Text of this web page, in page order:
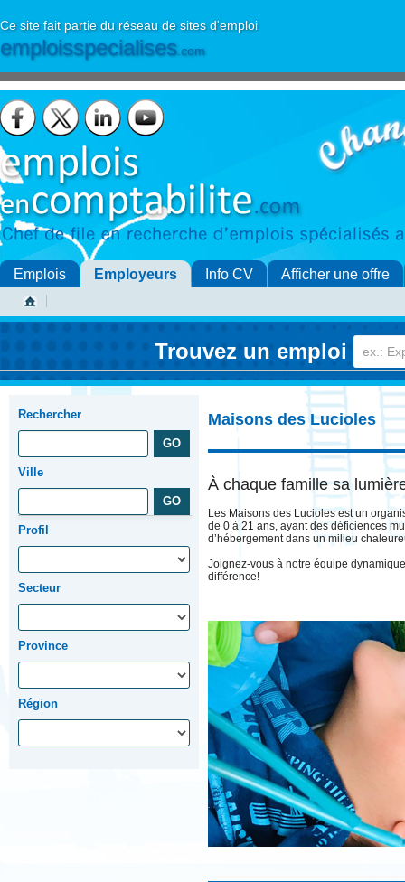
Ce site fait partie du réseau de sites d'emploi
emploisspecialises.com
Emplois Employeurs Info CV Afficher une offre
Trouvez un emploi
Rechercher
Ville
Profil
Secteur
Province
Région
Maisons des Lucioles
À chaque famille sa
Les Maisons des Lucioles est un
de 0 à 21 ans, ayant des déficiences
d’hébergement dans un milieu
Joignez-vous à notre équipe
différence!